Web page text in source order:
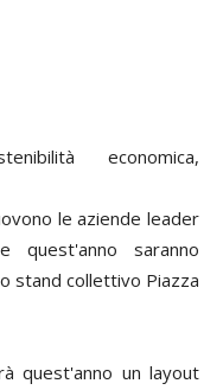
economica,
le aziende leader
quest'anno saranno
stand collettivo Piazza
quest'anno un layout